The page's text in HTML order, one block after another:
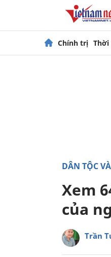
Chính trị Thời
DÂN TỘC
Xem
của
Trần